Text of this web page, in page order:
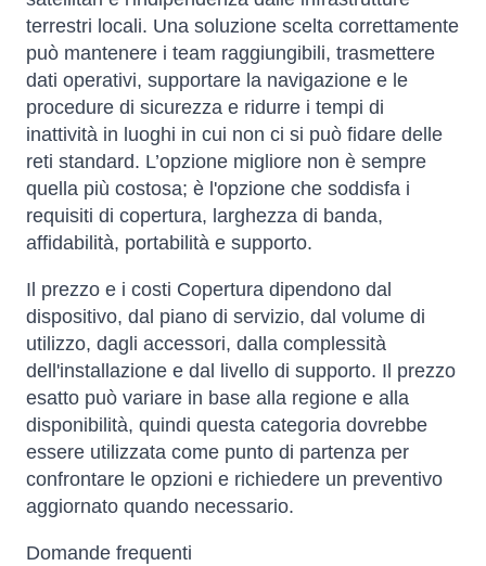
terrestri locali. Una soluzione scelta correttamente
può mantenere i team raggiungibili, trasmettere
dati operativi, supportare la navigazione e le
procedure di sicurezza e ridurre i tempi di
inattività in luoghi in cui non ci si può fidare delle
reti standard. L’opzione migliore non è sempre
quella più costosa; è l'opzione che soddisfa i
requisiti di copertura, larghezza di banda,
affidabilità, portabilità e supporto.
Il prezzo e i costi Copertura dipendono dal
dispositivo, dal piano di servizio, dal volume di
utilizzo, dagli accessori, dalla complessità
dell'installazione e dal livello di supporto. Il prezzo
esatto può variare in base alla regione e alla
disponibilità, quindi questa categoria dovrebbe
essere utilizzata come punto di partenza per
confrontare le opzioni e richiedere un preventivo
aggiornato quando necessario.
Domande frequenti